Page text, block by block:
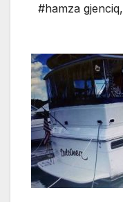
#hamza gjenciq,